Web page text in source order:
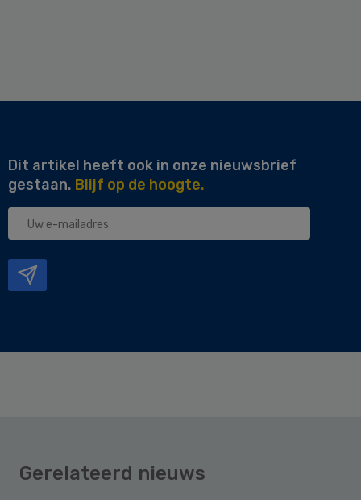
Dit artikel heeft ook in onze nieuwsbrief
gestaan. Blijf op de hoogte.
Uw
Gerelateerd nieuws